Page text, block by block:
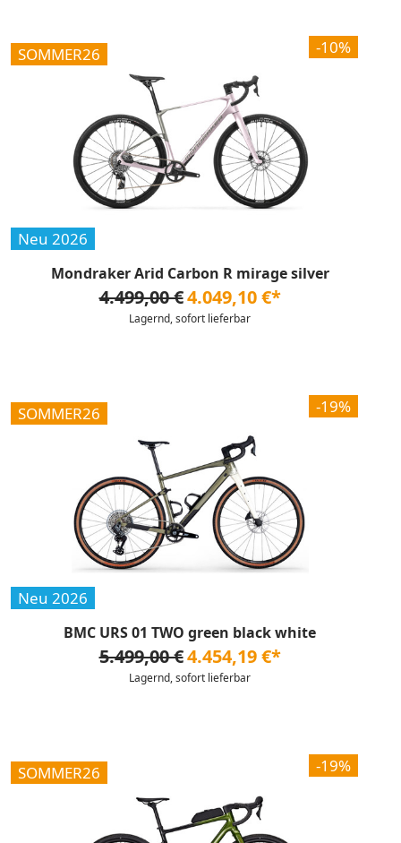
-10%
SOMMER26
Neu 2026
Mondraker Arid Carbon R mirage silver
4.499,00 €4.049,10 €*
Lagernd, sofort lieferbar
-19%
SOMMER26
Neu 2026
BMC URS 01 TWO green black white
5.499,00 €4.454,19 €*
Lagernd, sofort lieferbar
-19%
SOMMER26